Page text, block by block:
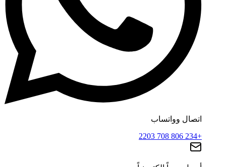
اتصال وواتساب
+234 806 708 2203